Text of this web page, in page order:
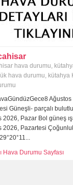
hava durumu,
hava durumu, kütahya
Ağustos
Güneşli- parçalı
2026, Pazar Bol güneş
2026, Pazartesi
Hava Durumu Sayfası